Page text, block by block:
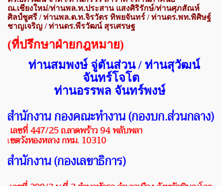
ณ.เชียงใหม่/ท่านพล.ท.ประสาน แสงศิริรักษ์/ท่านศุภสัณห์
ศิลป์ชูศรี / ท่านพล.ต.ท.จิรวัตร ทิพยจันทร์ / ท่านดร.พท.พิศิษฐ์
ชาญเจริญ / ท่านดร.พีรวัฒน์ สุรเศรษฐ
(ที่ปรึกษาฝ่ายกฎหมาย)
ท่านสมพงษ์ จู่ตันส่วน / ท่านสุวัฒน์
จันทร์โจโต
ท่านอรรพล จันทร์พงษ์
สำนักงาน กองคณะทำงาน (กองบก.ส่วนกลาง)
เลขที่ 447/25 ถ.ลาดพร้าว 94 พลับพลา
เขตวังทองหลาง กทม. 10310
สำนักงาน (กองเลขาธิการ)